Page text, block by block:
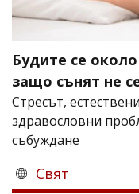
Будите се
защо сънят не
Стресът,
здравословни
събуждане
Свят